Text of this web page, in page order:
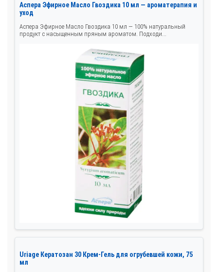
Аспера Эфирное Масло Гвоздика 10 мл — ароматерапия и
уход
Аспера Эфирное Масло Гвоздика 10 мл — 100% натуральный
продукт с насыщенным пряным ароматом. Подходи...
Uriage Кератозан 30 Крем-Гель для огрубевшей кожи, 75
мл